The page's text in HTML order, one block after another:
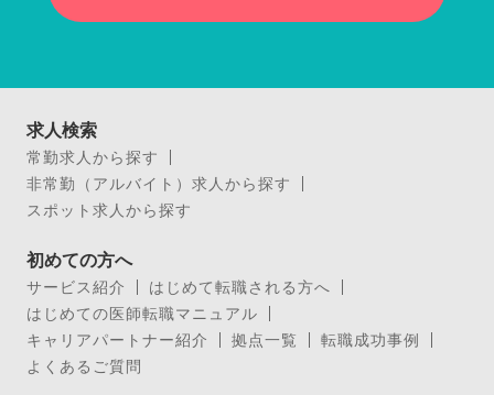
求人検索
常勤求人から探す
非常勤（アルバイト）求人から探す
スポット求人から探す
初めての方へ
サービス紹介
はじめて転職される方へ
はじめての医師転職マニュアル
キャリアパートナー紹介
拠点一覧
転職成功事例
よくあるご質問